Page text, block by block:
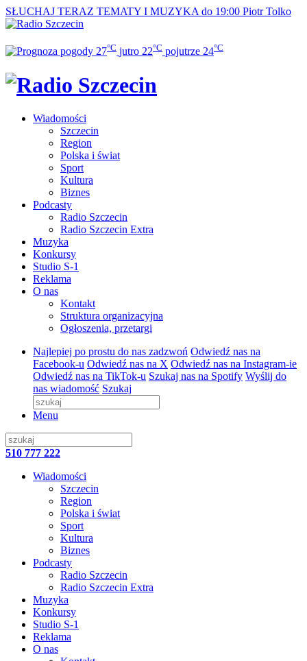
SŁUCHAJ TERAZ TEMATY I MUZYKA do 19:00 Piotr Tolko
27°C jutro 22°C pojutrze 24°C
Wiadomości
Szczecin
Region
Polska i świat
Sport
Kultura
Biznes
Podcasty
Radio Szczecin
Radio Szczecin Extra
Muzyka
Konkursy
Studio S-1
Reklama
O nas
Kontakt
Struktura organizacyjna
Ogłoszenia, przetargi
Najlepiej po prostu do nas zadzwoń Odwiedź nas na
Facebook-u Odwiedź nas na X Odwiedź nas na Instagram-ie
Odwiedź nas na TikTok-u Szukaj nas na Spotify Wyślij do
nas wiadomość Szukaj
Menu
510 777 222
Wiadomości
Szczecin
Region
Polska i świat
Sport
Kultura
Biznes
Podcasty
Radio Szczecin
Radio Szczecin Extra
Muzyka
Konkursy
Studio S-1
Reklama
O nas